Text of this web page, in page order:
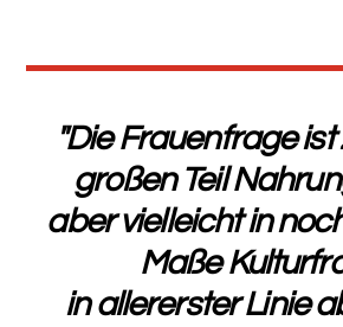
"Die Frauenfrage
großen Teil
aber vielleicht in
Maße
in allererster Linie